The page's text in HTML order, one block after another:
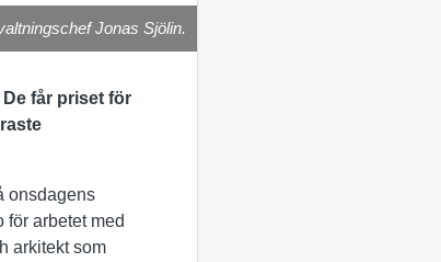
Jonas Sjölin.
får priset för
onsdagens
arbetet med
arkitekt som